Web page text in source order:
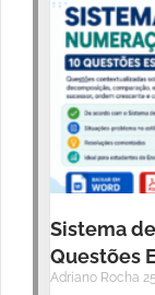
Sistema
Questões
Adriano Rocha